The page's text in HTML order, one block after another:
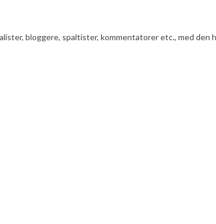
bloggere, spaltister, kommentatorer etc., med